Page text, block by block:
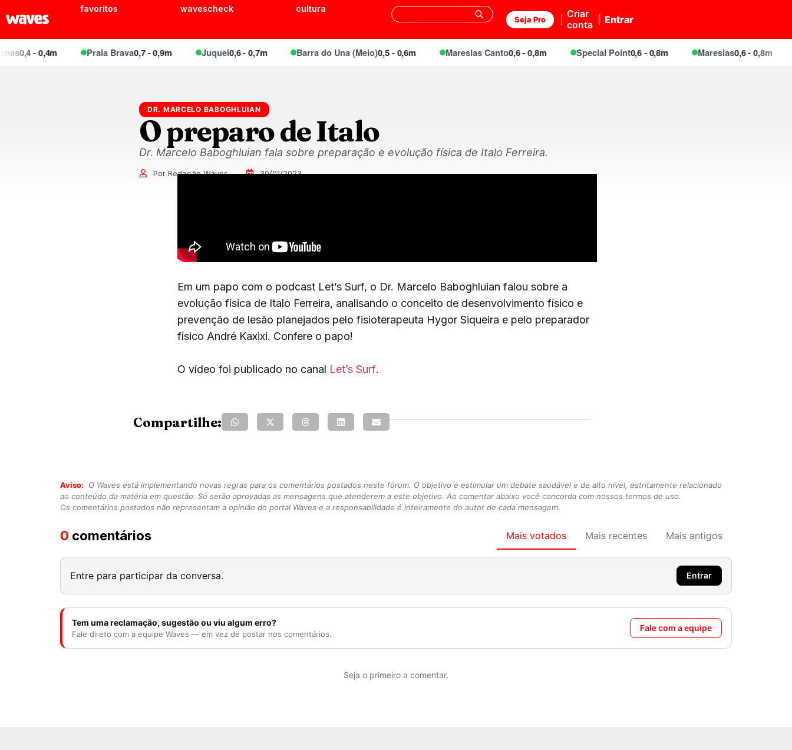
favoritos wavescheck cultura
Seja Pro
Criar
conta
Entrar
0,4 - 0,4m Praia Brava0,7 - 0,9m Juquei0,6 - 0,7m Barra do Una (Meio)0,5 - 0,6m Maresias Canto0,6 - 0,8m Special Point0,6 - 0,8m Maresias0,6 - 0,8m
DR. MARCELO BABOGHLUIAN
O preparo de Italo
Dr. Marcelo Baboghluian fala sobre preparação e evolução física de Italo Ferreira.
Por Redação Waves 30/01/2023
Em um papo com o podcast Let’s Surf, o Dr. Marcelo Baboghluian falou sobre a
evolução física de Italo Ferreira, analisando o conceito de desenvolvimento físico e
prevenção de lesão planejados pelo fisioterapeuta Hygor Siqueira e pelo preparador
físico André Kaxixi. Confere o papo!
O vídeo foi publicado no canal Let’s Surf.
Compartilhe:
Aviso:
O Waves está implementando novas regras para os comentários postados neste fórum. O objetivo é estimular um debate saudável e de alto nível, estritamente relacionado
ao conteúdo da matéria em questão. Só serão aprovadas as mensagens que atenderem a este objetivo. Ao comentar abaixo você concorda com nossos termos de uso.
Os comentários postados não representam a opinião do portal Waves e a responsabilidade é inteiramente do autor de cada mensagem.
0 comentários Mais votados Mais recentes Mais antigos
Entre para participar da conversa. Entrar
Tem uma reclamação, sugestão ou viu algum erro?
Fale direto com a equipe Waves — em vez de postar nos comentários.
Fale com a equipe
Seja o primeiro a comentar.